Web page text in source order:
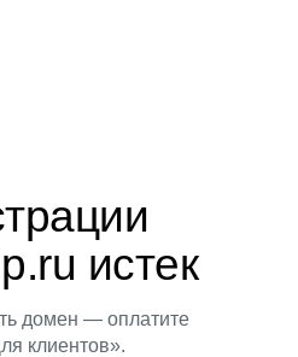
истек
домен — оплатите
клиентов».